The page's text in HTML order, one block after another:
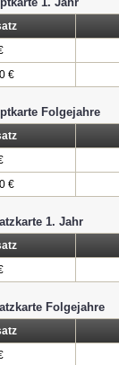
€
Folgejahre
€
1. Jahr
Folgejahre